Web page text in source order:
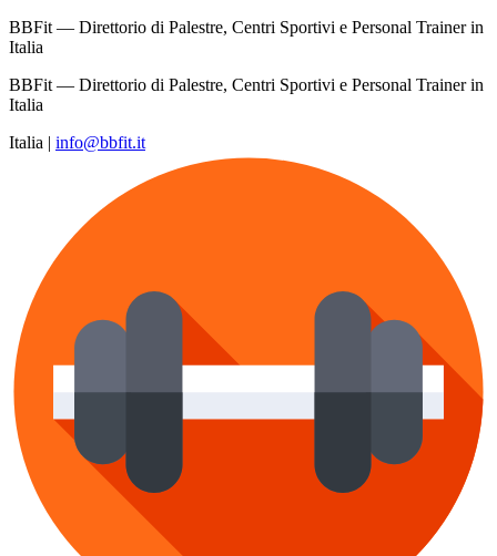
BBFit — Direttorio di Palestre, Centri Sportivi e Personal Trainer in
Italia
BBFit — Direttorio di Palestre, Centri Sportivi e Personal Trainer in
Italia
Italia | info@bbfit.it